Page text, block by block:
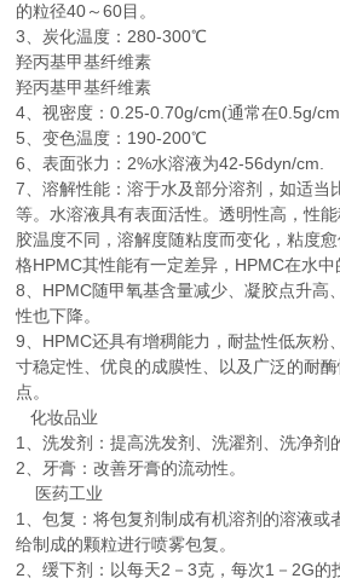
的粒径40～60目。
3、炭化温度：280-300℃
羟丙基甲基纤维素
羟丙基甲基纤维素
4、视密度：0.25-0.70g/cm(通常在0.5g/
5、变色温度：190-200℃
6、表面张力：2%水溶液为42-56dyn/cm.
7、溶解性能：溶于水及部分溶剂，如适当
等。水溶液具有表面活性。透明性高，性
胶温度不同，溶解度随粘度而变化，粘度
格HPMC其性能有一定差异，HPMC在水中
8、HPMC随甲氧基含量减少、凝胶点升高
性也下降。
9、HPMC还具有增稠能力，耐盐性低灰粉
寸稳定性、优良的成膜性、以及广泛的耐
点。
化妆品业
1、洗发剂：提高洗发剂、洗濯剂、洗净剂
2、牙膏：改善牙膏的流动性。
医药工业
1、包复：将包复剂制成有机溶剂的溶液或
给制成的颗粒进行喷雾包复。
2、缓下剂：以每天2－3克，每次1－2G的